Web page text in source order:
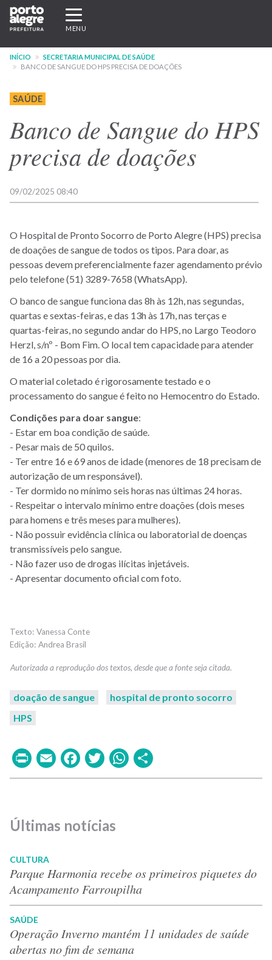
Pular
para
conteúdo
principal
Expandir/recolher
navegação
MENU
INÍCIO
SECRETARIA MUNICIPAL DE SAÚDE
BANCO DE SANGUE DO HPS PRECISA DE DOAÇÕES
SAÚDE
Banco de Sangue do HPS
precisa de doações
09/02/2025 08:40
O Hospital de Pronto Socorro de Porto Alegre (HPS) precisa
de doações de sangue de todos os tipos. Para doar, as
pessoas devem preferencialmente fazer agendamento prévio
pelo telefone (51) 3289-7658 (WhatsApp).
O banco de sangue funciona das 8h às 12h, nas segundas,
quartas e sextas-feiras, e das 13h às 17h, nas terças e
quartas-feiras, no segundo andar do HPS, no Largo Teodoro
Herzl, s/nº - Bom Fim. O local tem capacidade para atender
de 16 a 20 pessoas por dia.
O material coletado é rigorosamente testado e o
processamento do sangue é feito no Hemocentro do Estado.
Condições para doar sangue:
- Estar em boa condição de saúde.
- Pesar mais de 50 quilos.
- Ter entre 16 e 69 anos de idade (menores de 18 precisam de
autorização de um responsável).
- Ter dormido no mínimo seis horas nas últimas 24 horas.
- Respeitar o intervalo mínimo entre doações (dois meses
para homens e três meses para mulheres).
- Não possuir evidência clínica ou laboratorial de doenças
transmissíveis pelo sangue.
- Não fazer uso de drogas ilícitas injetáveis.
- Apresentar documento oficial com foto.
Vanessa Conte
Andrea Brasil
doação de sangue
hospital de pronto socorro
HPS
PrintEmailFacebook
TwitterWhatsApp
Últimas notícias
CULTURA
Parque Harmonia recebe os primeiros piquetes do
Acampamento Farroupilha
SAÚDE
Operação Inverno mantém 11 unidades de saúde
abertas no fim de semana